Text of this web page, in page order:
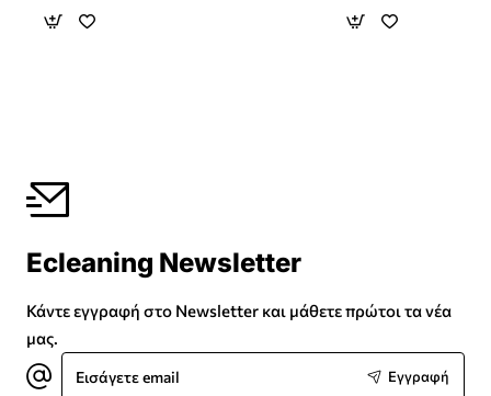
Ecleaning Newsletter
Κάντε εγγραφή στο Newsletter και μάθετε πρώτοι τα νέα
μας.
Εισάγετε
email
Εγγραφή